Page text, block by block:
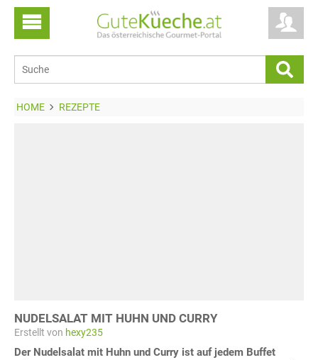
HOME REZEPTE
NUDELSALAT MIT HUHN UND CURRY
Erstellt von hexy235
Der Nudelsalat mit Huhn und Curry ist auf jedem Buffet